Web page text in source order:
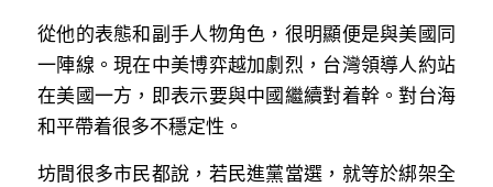
曾子晴 - 晴深直說
龔靜儀大律師專欄
陳貴春大律師專欄
從他的表態和副手人物角色，很明顯便是與美國同
一陣線。現在中美博弈越加劇烈，台灣領導人約站
在美國一方，即表示要與中國繼續對着幹。對台海
和平帶着很多不穩定性。
坊間很多市民都說，若民進黨當選，就等於綁架全